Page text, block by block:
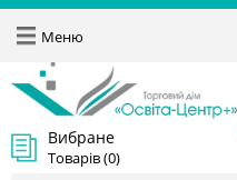
Меню
Вибране
Товарів (0)